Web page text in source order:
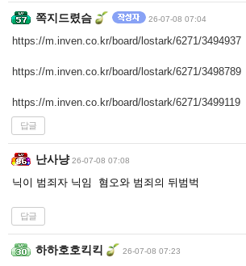
쪽지드렸슴 26-07-08 07:04
https://m.inven.co.kr/board/lostark/6271/3494937
https://m.inven.co.kr/board/lostark/6271/3498789
https://m.inven.co.kr/board/lostark/6271/3499119
답글
난사냥 26-07-08 07:08
닉이 범죄자 닉임 혐오와 범죄의 뒤범벅
답글
하하호호킥킥 26-07-08 07:23